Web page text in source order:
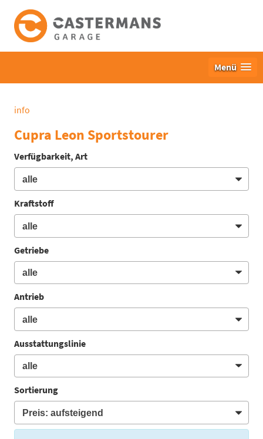
Menü
info
Cupra Leon Sportstourer
Verfügbarkeit, Art
Kraftstoff
Getriebe
Antrieb
Ausstattungslinie
Sortierung